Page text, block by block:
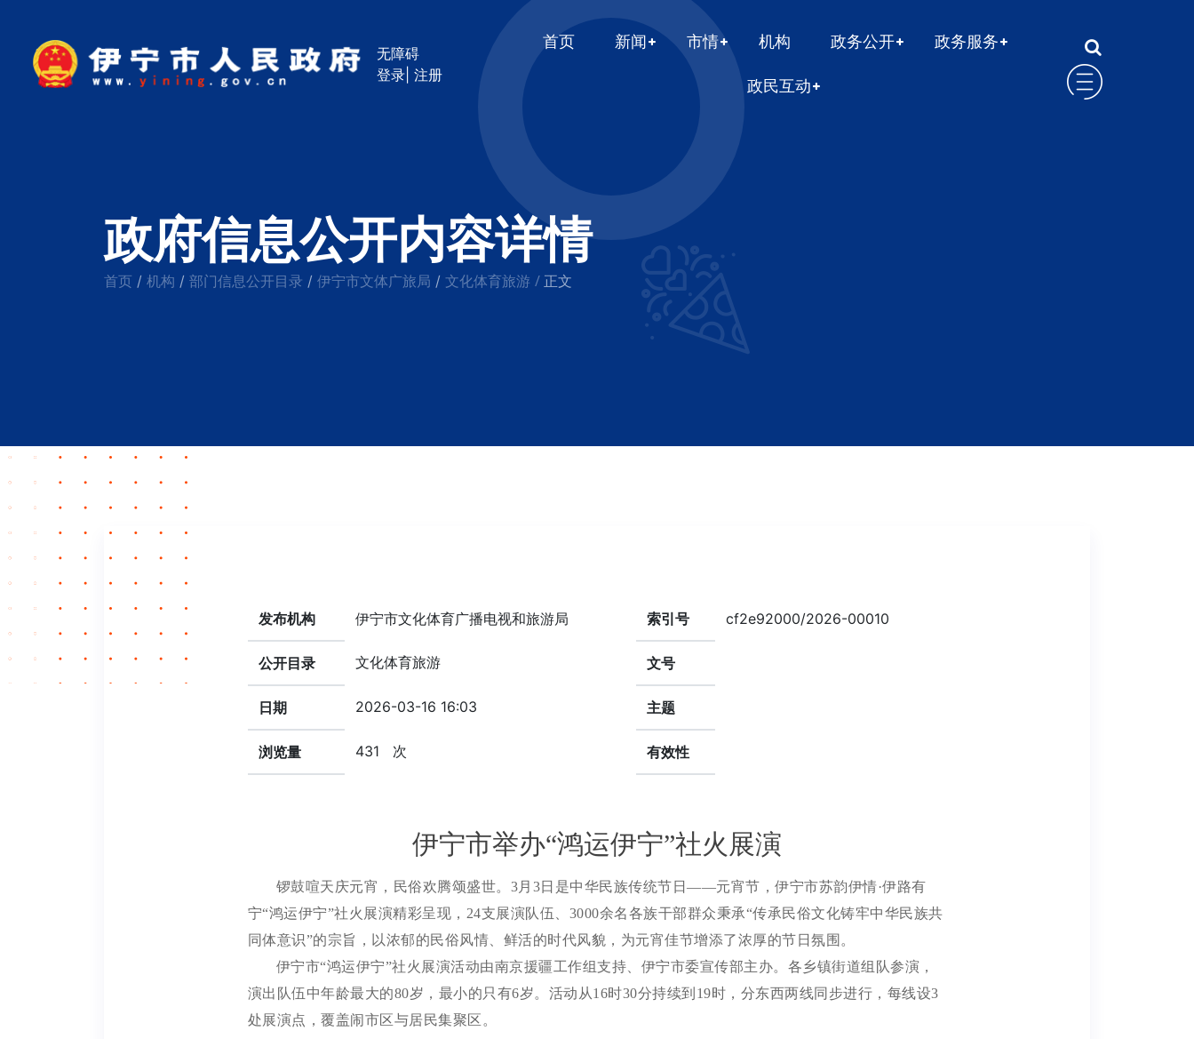
无障碍
登录 |注册
首页 新闻 市情 机构 政务公开 政务服务
政民互动
政府信息公开内容详情
首页 / 机构 / 部门信息公开目录 / 伊宁市文体广旅局 / 文化体育旅游 / 正文
发布机构 伊宁市文化体育广播电视和旅游局 索引号 cf2e92000/2026-00010
公开目录 文化体育旅游 文号
日期 2026-03-16 16:03 主题
浏览量 431 次 有效性
伊宁市举办“鸿运伊宁”社火展演
锣鼓喧天庆元宵，民俗欢腾颂盛世。 3月3日是中华民族传统节日——元宵节，伊宁市苏韵伊情·伊路有
宁“鸿运伊宁”社火展演精彩呈现，24支展演队伍、3000余名各族干部群众秉承“传承民俗文化铸牢中华民族共
同体意识”的宗旨，以浓郁的民俗风情、鲜活的时代风貌，为元宵佳节增添了浓厚的节日氛围。
伊宁市“鸿运伊宁”社火展演活动由南京援疆工作组支持、伊宁市委宣传部主办。各乡镇街道组队参演，
演出队伍中年龄最大的80岁，最小的只有6岁。活动从16时30分持续到19时，分东西两线同步进行，每线设3
处展演点，覆盖闹市区与居民集聚区。